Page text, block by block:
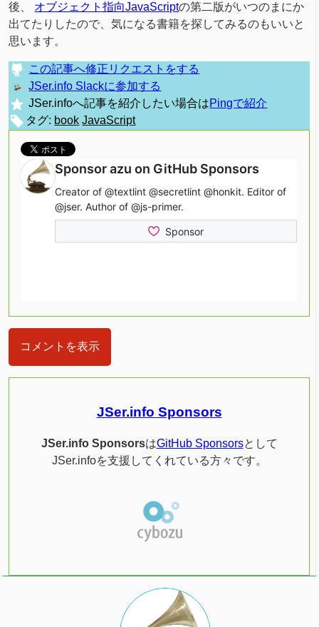
後、 オブジェクト指向JavaScriptの第二版がいつのまにか
出てたりしたので、気になる書籍を探してみるのもいいと
思います。
この記事へ修正リクエストをする
JSer.info Slackに参加する
JSer.infoへ記事を紹介したい場合はPingで紹介
タグ: book JavaScript
コメントを表示
JSer.info Sponsors
JSer.info SponsorsはGitHub Sponsorsとして
JSer.infoを支援してくれている方々です。